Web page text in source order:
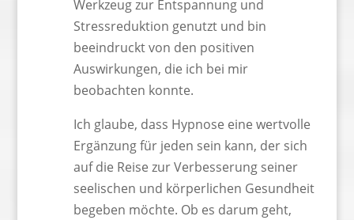
Werkzeug zur Entspannung und
Stressreduktion genutzt und bin
beeindruckt von den positiven
Auswirkungen, die ich bei mir
beobachten konnte.
Ich glaube, dass Hypnose eine wertvolle
Ergänzung für jeden sein kann, der sich
auf die Reise zur Verbesserung seiner
seelischen und körperlichen Gesundheit
begeben möchte. Ob es darum geht,